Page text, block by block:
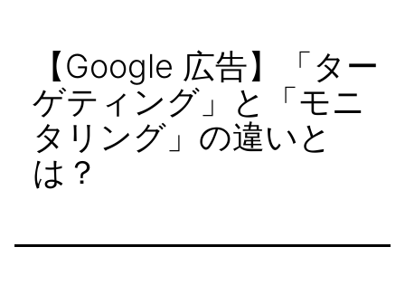
【Google 広告】「ター
ゲティング」と「モニ
タリング」の違いと
は？